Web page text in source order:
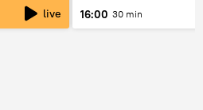
live
16:00 30 min